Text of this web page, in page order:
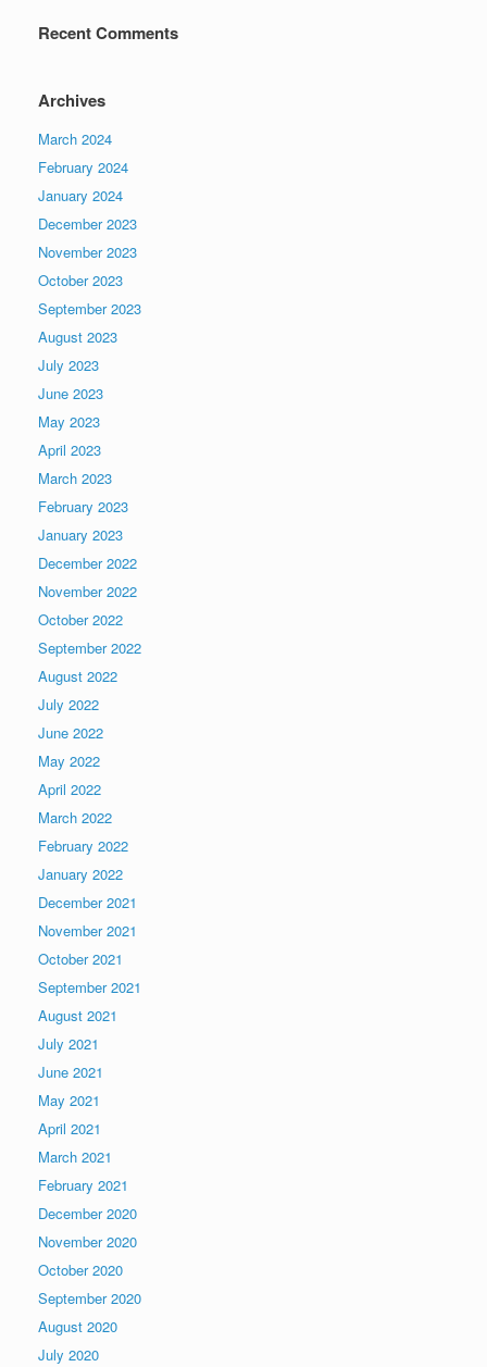
Recent Comments
Archives
March 2024
February 2024
January 2024
December 2023
November 2023
October 2023
September 2023
August 2023
July 2023
June 2023
May 2023
April 2023
March 2023
February 2023
January 2023
December 2022
November 2022
October 2022
September 2022
August 2022
July 2022
June 2022
May 2022
April 2022
March 2022
February 2022
January 2022
December 2021
November 2021
October 2021
September 2021
August 2021
July 2021
June 2021
May 2021
April 2021
March 2021
February 2021
December 2020
November 2020
October 2020
September 2020
August 2020
July 2020